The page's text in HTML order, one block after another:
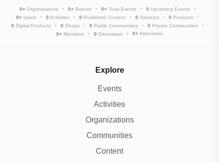
0+Organizations 0+Brands 0+Total Events 0 Upcoming Events
0+ Users 0 Activities 0 Published Content 0 Services 0 Products
0 Digital Products 0 Shops 0 Public Communities 0 Private Communities
0+ Members 0 Giveaways 0+Attendees
Explore
Events
Activities
Organizations
Communities
Content